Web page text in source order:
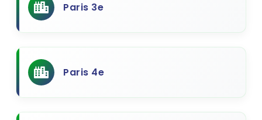
Paris 3e
Paris 4e